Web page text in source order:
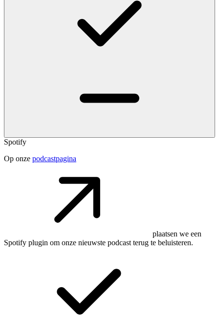
Spotify
Op onze podcastpagina
plaatsen we een
Spotify plugin om onze nieuwste podcast terug te beluisteren.